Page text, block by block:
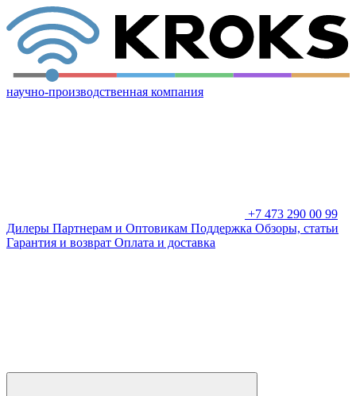
научно-производственная компания
+7 473 290 00 99
Дилеры Партнерам и Оптовикам Поддержка Обзоры, статьи
Гарантия и возврат Оплата и доставка